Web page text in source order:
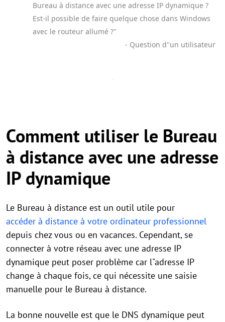
Bureau à distance avec une adresse IP dynamique ?
Est-il possible de faire quelque chose dans Windows
avec le routeur allumé ?"
- Question d"un utilisateur
Comment utiliser le Bureau
à distance avec une adresse
IP dynamique
Le Bureau à distance est un outil utile pour
accéder à distance à votre ordinateur professionnel
depuis chez vous ou en vacances. Cependant, se
connecter à votre réseau avec une adresse IP
dynamique peut poser problème car l"adresse IP
change à chaque fois, ce qui nécessite une saisie
manuelle pour le Bureau à distance.
La bonne nouvelle est que le DNS dynamique peut